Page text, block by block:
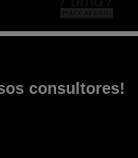
consultores!